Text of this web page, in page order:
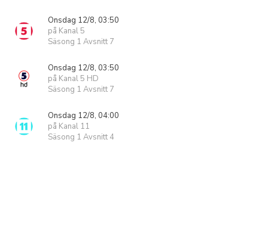
Onsdag 12/8, 03:50
på Kanal 5
Säsong 1 Avsnitt 7
Onsdag 12/8, 03:50
på Kanal 5 HD
Säsong 1 Avsnitt 7
Onsdag 12/8, 04:00
på Kanal 11
Säsong 1 Avsnitt 4